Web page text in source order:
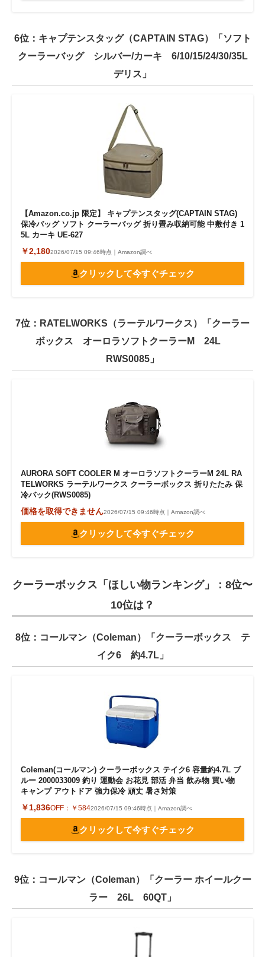
6位：キャプテンスタッグ（CAPTAIN STAG）「ソフト
クーラーバッグ シルバー/カーキ 6/10/15/24/30/35L
デリス」
【Amazon.co.jp 限定】 キャプテンスタッグ(CAPTAIN STAG)
保冷バッグ ソフト クーラーバッグ 折り畳み収納可能 中敷付き 1
5L カーキ UE-627
￥2,1802026/07/15 09:46時点｜Amazon調べ
クリックして今すぐチェック
7位：RATELWORKS（ラーテルワークス）「クーラー
ボックス オーロラソフトクーラーM 24L
RWS0085」
AURORA SOFT COOLER M オーロラソフトクーラーM 24L RA
TELWORKS ラーテルワークス クーラーボックス 折りたたみ 保
冷バック(RWS0085)
価格を取得できません2026/07/15 09:46時点｜Amazon調べ
クリックして今すぐチェック
クーラーボックス「ほしい物ランキング」：8位〜
10位は？
8位：コールマン（Coleman）「クーラーボックス テ
イク6 約4.7L」
Coleman(コールマン) クーラーボックス テイク6 容量約4.7L ブ
ルー 2000033009 釣り 運動会 お花見 部活 弁当 飲み物 買い物
キャンプ アウトドア 強力保冷 頑丈 暑さ対策
￥1,836OFF： ￥5842026/07/15 09:46時点｜Amazon調べ
クリックして今すぐチェック
9位：コールマン（Coleman）「クーラー ホイールクー
ラー 26L 60QT」